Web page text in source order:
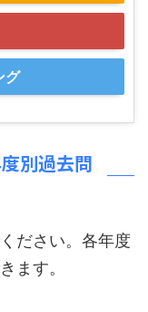
グ
別過去問
ださい。各年度
ます。